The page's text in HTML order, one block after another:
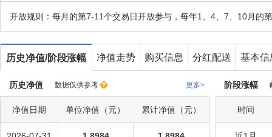
开放规则： 每月的第7-11个交易日开放参与，每年1、4、7、10月的
历史净值/阶段涨幅 净值走势 购买信息 分红配送 基本信
历史净值 数据仅供参考 更多> 阶段涨幅
净值日期 单位净值（元） 累计净值（元） 时间